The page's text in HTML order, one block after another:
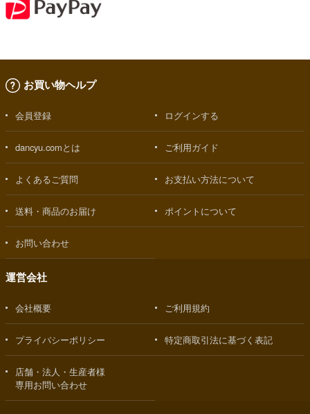
お買い物ヘルプ
会員登録 ログインする
dancyu.comとは ご利用ガイド
よくあるご質問 お支払い方法について
送料・商品のお届け ポイントについて
お問い合わせ
運営会社
会社概要 ご利用規約
プライバシーポリシー 特定商取引法に基づく表記
店舗・法人・生産者様
専用お問い合わせ